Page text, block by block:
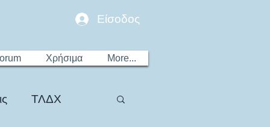
Είσοδος
Χρήσιμα More...
ΤΛΔΧ